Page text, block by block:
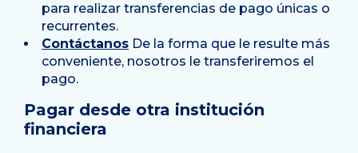
para realizar transferencias de pago únicas o
recurrentes.
Contáctanos De la forma que le resulte más
conveniente, nosotros le transferiremos el
pago.
Pagar desde otra institución
financiera